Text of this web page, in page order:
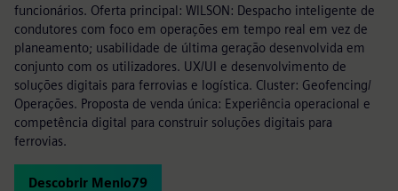
funcionários. Oferta principal: WILSON: Despacho inteligente de
condutores com foco em operações em tempo real em vez de
planeamento; usabilidade de última geração desenvolvida em
conjunto com os utilizadores. UX/UI e desenvolvimento de
soluções digitais para ferrovias e logística. Cluster: Geofencing/
Operações. Proposta de venda única: Experiência operacional e
competência digital para construir soluções digitais para
ferrovias.
Descobrir Menlo79